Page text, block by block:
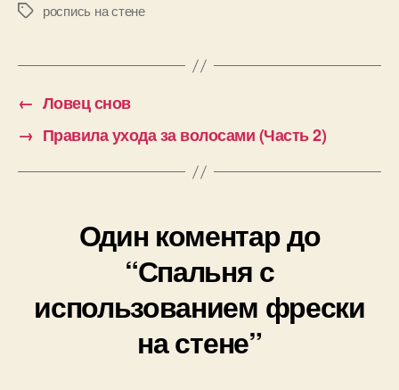
Позначкироспись на стене
← Ловец снов
→ Правила ухода за волосами (Часть 2)
Один коментар до
“Спальня с
использованием фрески
на стене”